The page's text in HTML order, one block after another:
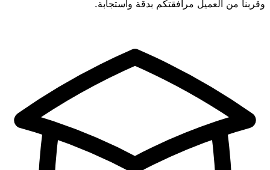
وقربنا من العميل مرافقتكم بدقة واستجابة.